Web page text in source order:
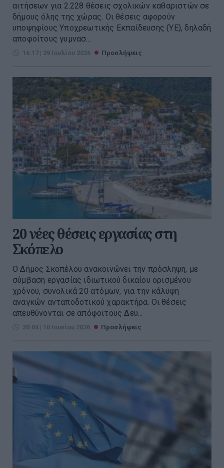
αιτήσεων για 2.228 θέσεις σχολικών καθαριστών σε
δήμους όλης της χώρας. Οι θέσεις αφορούν
υποψηφίους Υποχρεωτικής Εκπαίδευσης (ΥΕ), δηλαδή
αποφοίτους γυμνασ...
16:17 | 29 Ιουλίου 2026 Προσλήψεις
20 νέες θέσεις εργασίας στη
Σκόπελο
Ο Δήμος Σκοπέλου ανακοινώνει την πρόσληψη, με
σύμβαση εργασίας ιδιωτικού δικαίου ορισμένου
χρόνου, συνολικά 20 ατόμων, για την κάλυψη
αναγκών ανταποδοτικού χαρακτήρα. Οι θέσεις
απευθύνονται σε απόφοιτους Δευ...
20:04 | 10 Ιουνίου 2026 Προσλήψεις